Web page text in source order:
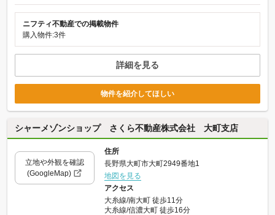
ニフティ不動産での掲載物件
購入物件:3件
詳細を見る
物件を紹介してほしい
シャーメゾンショップ さくら不動産株式会社 大町支店
立地や外観を確認
(GoogleMap)
住所
長野県大町市大町2949番地1
地図を見る
アクセス
大糸線/南大町 徒歩11分
大糸線/信濃大町 徒歩16分